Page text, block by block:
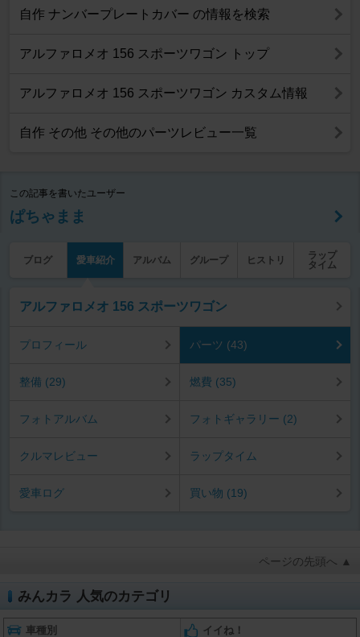
自作 ナンバープレートカバー の情報を検索
アルファロメオ 156 スポーツワゴン トップ
アルファロメオ 156 スポーツワゴン カスタム情報
自作 その他 その他のパーツレビュー一覧
この記事を書いたユーザー
ぱちゃまま
ブログ 愛車紹介 アルバム グループ ヒストリ
ラップ
タイム
アルファロメオ 156 スポーツワゴン
プロフィール パーツ (43)
整備 (29) 燃費 (35)
フォトアルバム フォトギャラリー (2)
クルマレビュー ラップタイム
愛車ログ 買い物 (19)
ページの先頭へ ▲
みんカラ 人気のカテゴリ
車種別 イイね！